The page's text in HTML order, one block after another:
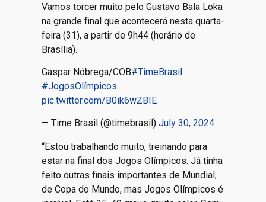
Vamos torcer muito pelo Gustavo Bala Loka
na grande final que acontecerá nesta quarta-
feira (31), a partir de 9h44 (horário de
Brasília).
Gaspar Nóbrega/COB#TimeBrasil
#JogosOlímpicos
pic.twitter.com/B0ik6wZBIE
— Time Brasil (@timebrasil) July 30, 2024
“Estou trabalhando muito, treinando para
estar na final dos Jogos Olímpicos. Já tinha
feito outras finais importantes de Mundial,
de Copa do Mundo, mas Jogos Olímpicos é